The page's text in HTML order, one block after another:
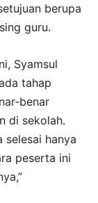
berupa
guru.
Syamsul
tahap
benar
di sekolah.
selesai hanya
peserta ini